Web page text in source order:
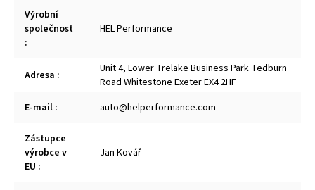
Výrobní
společnost
:
HEL Performance
Adresa :
Unit 4, Lower Trelake Business Park Tedburn
Road Whitestone Exeter EX4 2HF
E-mail : auto@helperformance.com
Zástupce
výrobce v
EU :
Jan Kovář